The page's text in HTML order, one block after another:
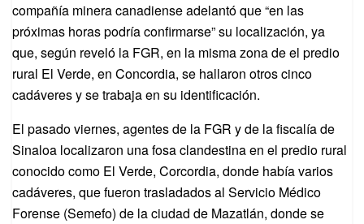
compañía minera canadiense adelantó que “en las
próximas horas podría confirmarse” su localización, ya
que, según reveló la FGR, en la misma zona de el predio
rural El Verde, en Concordia, se hallaron otros cinco
cadáveres y se trabaja en su identificación.
El pasado viernes, agentes de la FGR y de la fiscalía de
Sinaloa localizaron una fosa clandestina en el predio rural
conocido como El Verde, Corcordia, donde había varios
cadáveres, que fueron trasladados al Servicio Médico
Forense (Semefo) de la ciudad de Mazatlán, donde se